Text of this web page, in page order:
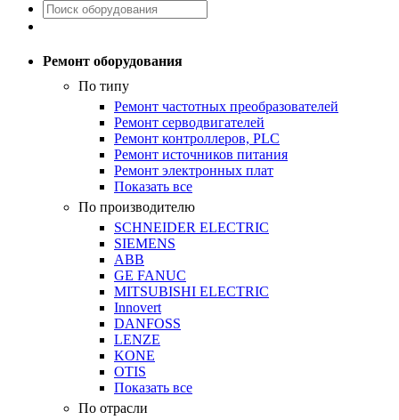
Ремонт оборудования
По типу
Ремонт частотных преобразователей
Ремонт серводвигателей
Ремонт контроллеров, PLC
Ремонт источников питания
Ремонт электронных плат
Показать все
По производителю
SCHNEIDER ELECTRIC
SIEMENS
ABB
GE FANUC
MITSUBISHI ELECTRIC
Innovert
DANFOSS
LENZE
KONE
OTIS
Показать все
По отрасли